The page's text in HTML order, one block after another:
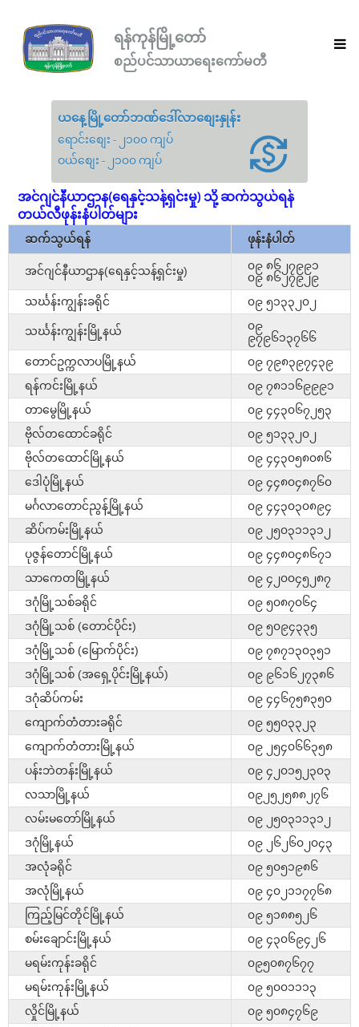
ရန်ကုန်မြို့တော်
စည်ပင်သာယာရေးကော်မတီ
ယနေ့မြို့တော်ဘဏ်ဒေါ်လာစျေးနှုန်း
ရောင်းစျေး - ၂၁၀၀ ကျပ်
ဝယ်စျေး - ၂၁၀၀ ကျပ်
အင်ဂျင်နီယာဌာန(ရေနှင့်သန့်ရှင်းမှု) သို့ ဆက်သွယ်ရန်
တယ်လီဖုန်းနံပါတ်များ
ဆက်သွယ်ရန်
ဖုန်းနံပါတ်
အင်ဂျင်နီယာဌာန(ရေနှင့်သန့်ရှင်းမှု)
၀၉ ၈၆၂၇၉၉၁
၀၉ ၈၆၂၇၉၂၉
သင်္ဃန်းကျွန်းခရိုင်
၀၉ ၅၁၃၃၂၀၂
သင်္ဃန်းကျွန်းမြို့နယ်
၀၉
၉၇၉၆၁၃၇၆၆
တောင်ဥက္ကလာပမြို့နယ်
၀၉ ၇၉၈၃၉၇၄၃၉
ရန်ကင်းမြို့နယ်
၀၉ ၇၈၁၁၆၉၉၉၁
တာမွေမြို့နယ်
၀၉ ၄၄၃၀၆၇၂၅၃
ဗိုလ်တထောင်ခရိုင်
၀၉ ၅၁၃၃၂၀၂
ဗိုလ်တထောင်မြို့နယ်
၀၉ ၄၄၃၀၅၈၀၈၆
ဒေါပုံမြို့နယ်
၀၉ ၄၄၈၀၄၈၇၆၀
မင်္ဂလာတောင်ညွန့်မြို့နယ်
၀၉ ၄၄၃၀၃၀၈၉၄
ဆိပ်ကမ်းမြို့နယ်
၀၉ ၂၅၀၃၁၁၃၁၂
ပုဇွန်တောင်မြို့နယ်
၀၉ ၄၄၈၀၄၈၆၇၁
သာကေတမြို့နယ်
၀၉ ၄၂၀၀၄၅၂၈၇
ဒဂုံမြို့သစ်ခရိုင်
၀၉ ၅၀၈၇၀၆၄
ဒဂုံမြို့သစ် (တောင်ပိုင်း)
၀၉ ၅၀၉၄၃၃၅
ဒဂုံမြို့သစ် (မြောက်ပိုင်း)
၀၉ ၇၈၇၁၃၀၃၅၁
ဒဂုံမြို့သစ် (အရှေ့ပိုင်းမြို့နယ်)
၀၉ ၉၆၁၆၂၇၃၈၆
ဒဂုံဆိပ်ကမ်း
၀၉ ၄၄၆၇၅၈၃၅၀
ကျောက်တံတားခရိုင်
၀၉ ၅၅၀၃၃၂၃
ကျောက်တံတားမြို့နယ်
၀၉ ၂၅၄၀၆၆၃၅၈
ပန်းဘဲတန်းမြို့နယ်
၀၉ ၄၂၀၁၅၂၃၀၃
လသာမြို့နယ်
၀၉၂၅၂၅၈၈၂၇၆
လမ်းမတော်မြို့နယ်
၀၉ ၂၅၀၃၁၁၃၁၂
ဒဂုံမြို့နယ်
၀၉ ၂၆၂၆၀၂၀၄၃
အလုံခရိုင်
၀၉ ၅၀၅၁၉၈၆
အလုံမြို့နယ်
၀၉ ၄၀၂၁၁၇၇၆၈
ကြည့်မြင်တိုင်မြို့နယ်
၀၉ ၅၁၈၈၅၂၆
စမ်းချောင်းမြို့နယ်
၀၉ ၄၃၀၆၉၄၂၆
မရမ်းကုန်းခရိုင်
၀၉၅၀၈၇၆၇၇
မရမ်းကုန်းမြို့နယ်
၀၉ ၅၀၀၁၁၁၃
လှိုင်မြို့နယ်
၀၉ ၅၀၈၄၇၆၉